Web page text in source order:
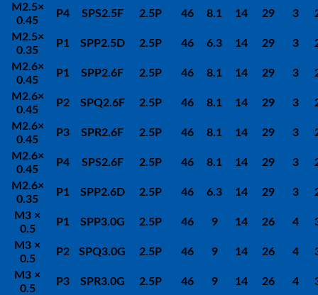
M2.5×
0.45
P4 SPS2.5F 2.5P 46 8.1 14 29 3
M2.5×
0.35
P1 SPP2.5D 2.5P 46 6.3 14 29 3
M2.6×
0.45
P1 SPP2.6F 2.5P 46 8.1 14 29 3
M2.6×
0.45
P2 SPQ2.6F 2.5P 46 8.1 14 29 3
M2.6×
0.45
P3 SPR2.6F 2.5P 46 8.1 14 29 3
M2.6×
0.45
P4 SPS2.6F 2.5P 46 8.1 14 29 3
M2.6×
0.35
P1 SPP2.6D 2.5P 46 6.3 14 29 3
M3 ×
0.5
P1 SPP3.0G 2.5P 46 9 14 26 4
M3 ×
0.5
P2 SPQ3.0G 2.5P 46 9 14 26 4
M3 ×
0.5
P3 SPR3.0G 2.5P 46 9 14 26 4